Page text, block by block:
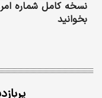
نسخه کامل شماره
بخوانید